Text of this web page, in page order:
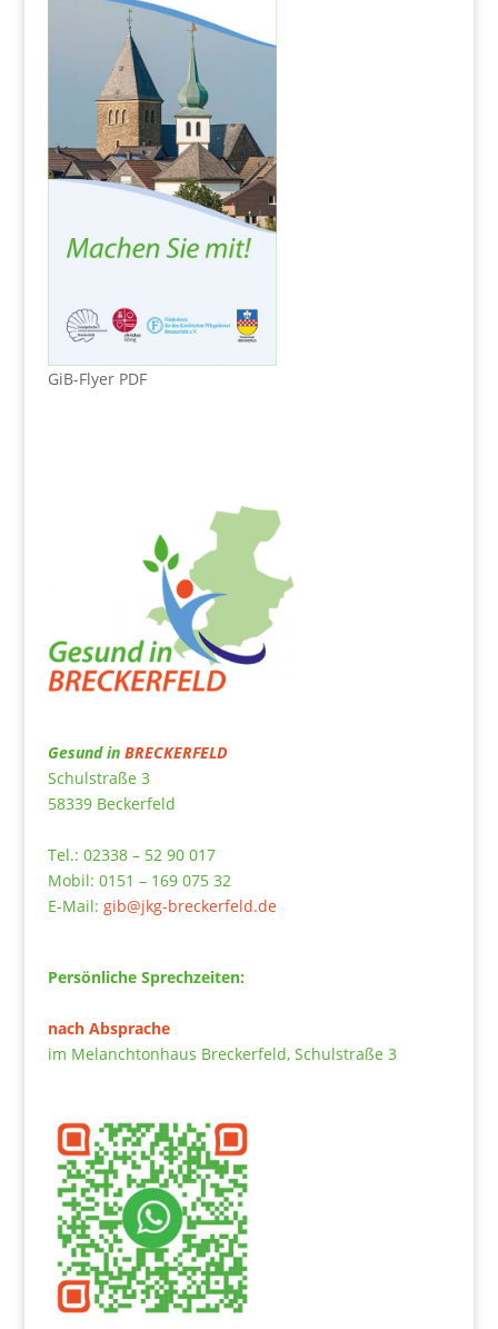
GiB-Flyer PDF
Gesund in BRECKERFELD
Schulstraße 3
58339 Beckerfeld
Tel.: 02338 – 52 90 017
Mobil: 0151 – 169 075 32
E-Mail: gib@jkg-breckerfeld.de
Persönliche Sprechzeiten:
nach Absprache
im Melanchtonhaus Breckerfeld, Schulstraße 3